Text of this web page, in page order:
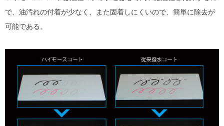
で、油汚れの付着が少なく、また固着しにくいので、簡単に除去が
可能である。